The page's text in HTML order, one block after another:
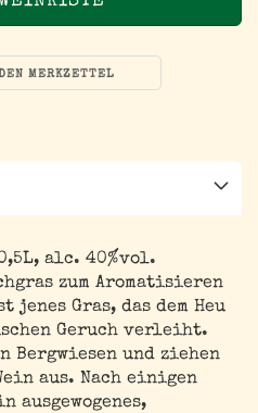
MERKZETTEL
alc. 40%vol.
zum Aromatisieren
jenes Gras, das dem Heu
Geruch verleiht.
Bergwiesen und ziehen
aus. Nach einigen
ausgewogenes,